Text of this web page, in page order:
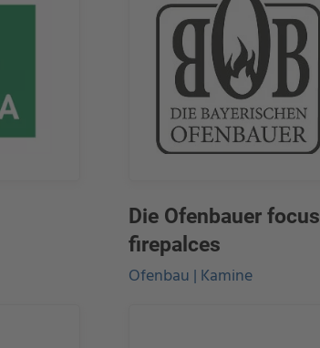
Die Ofenbauer focus
firepalces
Ofenbau | Kamine